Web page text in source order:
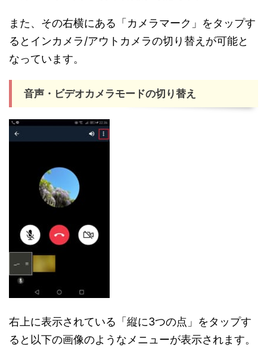
また、その右横にある「カメラマーク」をタップす
るとインカメラ/アウトカメラの切り替えが可能と
なっています。
音声・ビデオカメラモードの切り替え
右上に表示されている「縦に3つの点」をタップす
ると以下の画像のようなメニューが表示されます。